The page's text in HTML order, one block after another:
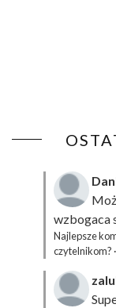
wzbogaca
Najlepsze
czytelnikom? ·